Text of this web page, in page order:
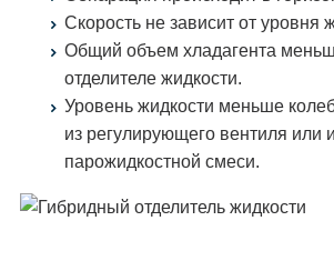
Скорость не зависит от уровня
Общий объем хладагента
отделителе жидкости.
Уровень жидкости меньше
из регулирующего вентиля или
парожидкостной смеси.